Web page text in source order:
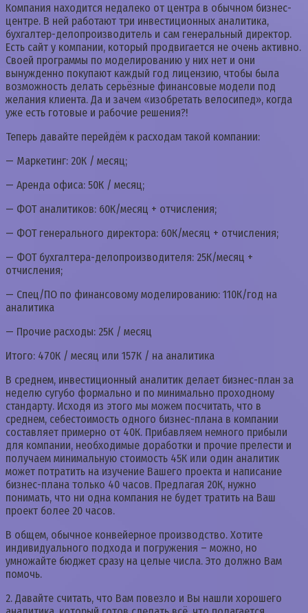
Компания находится недалеко от центра в обычном бизнес-
центре. В ней работают три инвестиционных аналитика,
бухгалтер-делопроизводитель и сам генеральный директор.
Есть сайт у компании, который продвигается не очень активно.
Своей программы по моделированию у них нет и они
вынужденно покупают каждый год лицензию, чтобы была
возможность делать серьёзные финансовые модели под
желания клиента. Да и зачем «изобретать велосипед», когда
уже есть готовые и рабочие решения?!
Теперь давайте перейдём к расходам такой компании:
— Маркетинг: 20К / месяц;
— Аренда офиса: 50К / месяц;
— ФОТ аналитиков: 60К/месяц + отчисления;
— ФОТ генерального директора: 60К/месяц + отчисления;
— ФОТ бухгалтера-делопроизводителя: 25К/месяц +
отчисления;
— Спец/ПО по финансовому моделированию: 110К/год на
аналитика
— Прочие расходы: 25К / месяц
Итого: 470К / месяц или 157К / на аналитика
В среднем, инвестиционный аналитик делает бизнес-план за
неделю сугубо формально и по минимально проходному
стандарту. Исходя из этого мы можем посчитать, что в
среднем, себестоимость одного бизнес-плана в компании
составляет примерно от 40К. Прибавляем немного прибыли
для компании, необходимые доработки и прочие прелести и
получаем минимальную стоимость 45К или один аналитик
может потратить на изучение Вашего проекта и написание
бизнес-плана только 40 часов. Предлагая 20К, нужно
понимать, что ни одна компания не будет тратить на Ваш
проект более 20 часов.
В общем, обычное конвейерное производство. Хотите
индивидуального подхода и погружения – можно, но
умножайте бюджет сразу на целые числа. Это должно Вам
помочь.
2. Давайте считать, что Вам повезло и Вы нашли хорошего